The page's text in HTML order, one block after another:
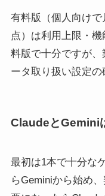
有料版（個人向け
点）は利用上限・
料版で十分ですが
ータ取り扱い設定の
ClaudeとGemini
最初は1本で十分な
らGeminiから始め